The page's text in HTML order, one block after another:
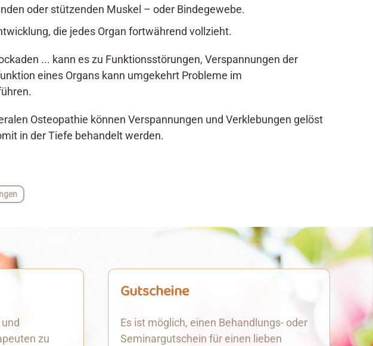
oder stützenden Muskel – oder Bindegewebe.
die jedes Organ fortwährend vollzieht.
... kann es zu Funktionsstörungen, Verspannungen der
eines Organs kann umgekehrt Probleme im
Osteopathie können Verspannungen und Verklebungen gelöst
in der Tiefe behandelt werden.
zu
Gutscheine
Es ist möglich, einen Behandlungs- oder
Seminargutschein für einen lieben